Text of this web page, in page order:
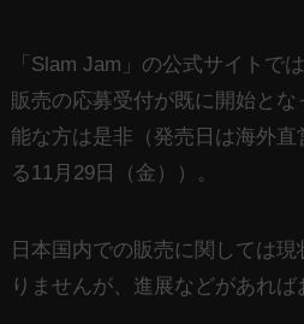
「Slam Jam」の公式サイトで
販売の応募受付が既に開始と
能な方は是非（発売日は海外
る11月29日（金））。
日本国内での販売に関しては
りませんが、進展などがあれば